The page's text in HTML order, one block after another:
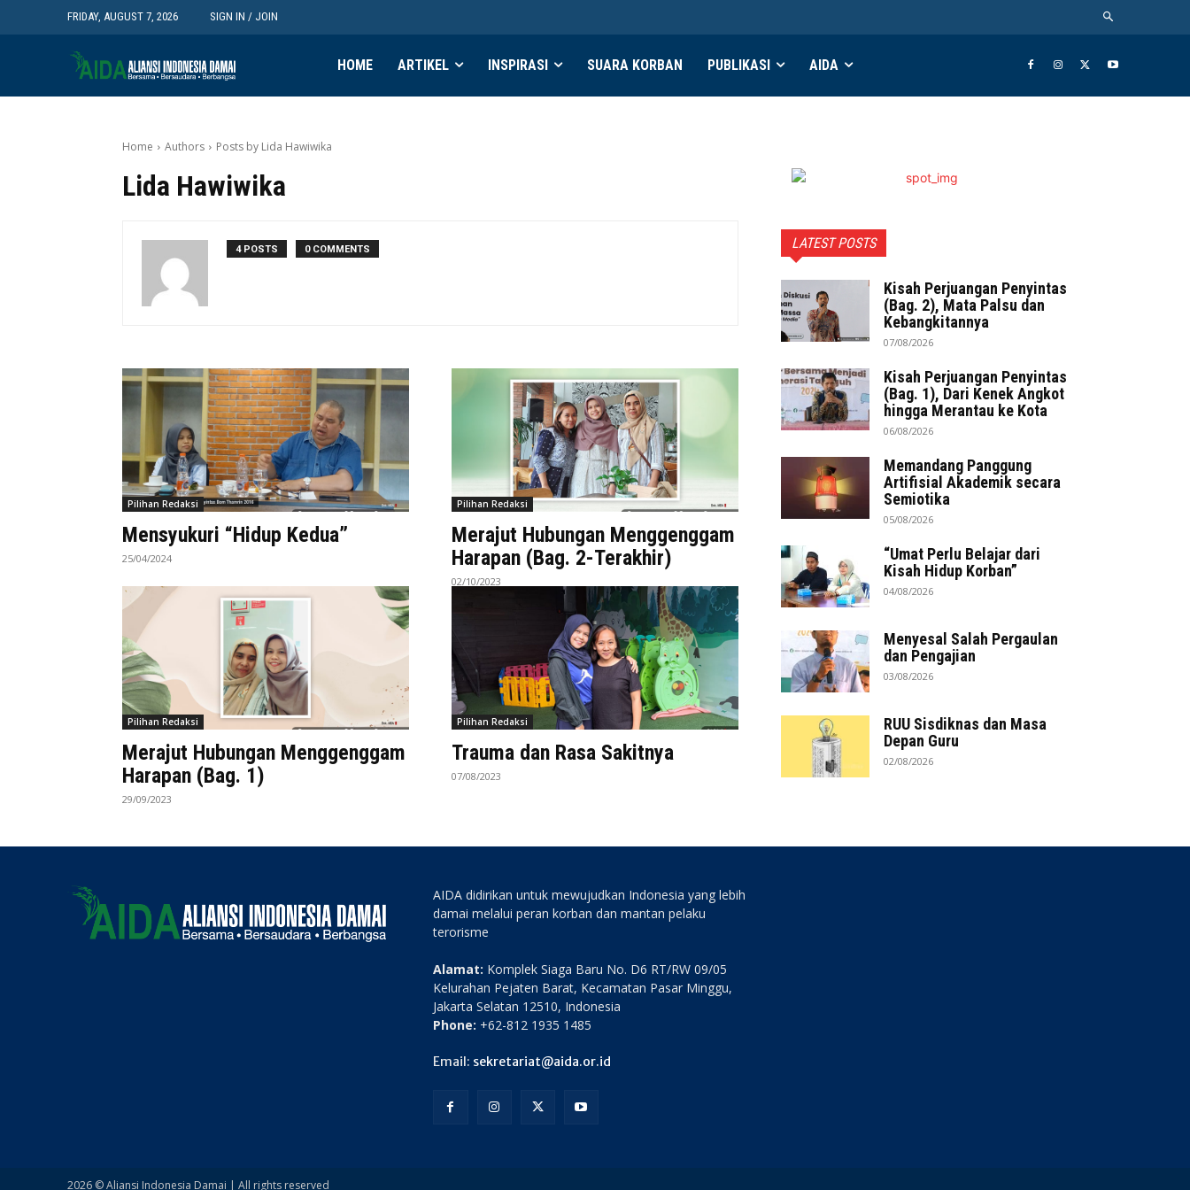
FRIDAY, AUGUST 7, 2026 SIGN IN / JOIN
HOME ARTIKEL INSPIRASI SUARA KORBAN PUBLIKASI AIDA
Home Authors Posts by Lida Hawiwika
Lida Hawiwika
4 POSTS 0 COMMENTS
Pilihan Redaksi
Mensyukuri “Hidup Kedua”
25/04/2024
Pilihan Redaksi
Merajut Hubungan Menggenggam
Harapan (Bag. 2-Terakhir)
02/10/2023
Pilihan Redaksi
Merajut Hubungan Menggenggam
Harapan (Bag. 1)
29/09/2023
Pilihan Redaksi
Trauma dan Rasa Sakitnya
07/08/2023
LATEST POSTS
Kisah Perjuangan Penyintas
(Bag. 2), Mata Palsu dan
Kebangkitannya
07/08/2026
Kisah Perjuangan Penyintas
(Bag. 1), Dari Kenek Angkot
hingga Merantau ke Kota
06/08/2026
Memandang Panggung
Artifisial Akademik secara
Semiotika
05/08/2026
“Umat Perlu Belajar dari
Kisah Hidup Korban”
04/08/2026
Menyesal Salah Pergaulan
dan Pengajian
03/08/2026
RUU Sisdiknas dan Masa
Depan Guru
02/08/2026
AIDA didirikan untuk mewujudkan Indonesia yang lebih
damai melalui peran korban dan mantan pelaku
terorisme
Alamat: Komplek Siaga Baru No. D6 RT/RW 09/05
Kelurahan Pejaten Barat, Kecamatan Pasar Minggu,
Jakarta Selatan 12510, Indonesia
Phone: +62-812 1935 1485
Email: sekretariat@aida.or.id
2026 © Aliansi Indonesia Damai | All rights reserved